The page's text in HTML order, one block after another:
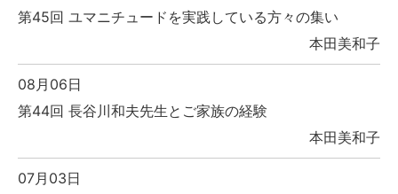
第45回 ユマニチュードを実践している方々の集い
本田美和子
08月06日
第44回 長谷川和夫先生とご家族の経験
本田美和子
07月03日